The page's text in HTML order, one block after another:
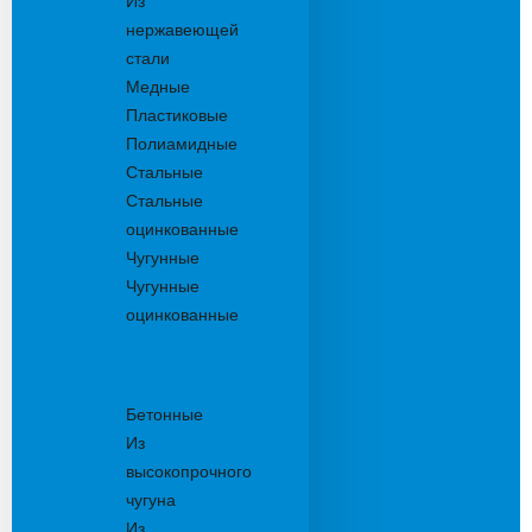
нержавеющей
стали
Медные
Пластиковые
Полиамидные
Стальные
Стальные
оцинкованные
Чугунные
Чугунные
оцинкованные
Бетонные
Из
высокопрочного
чугуна